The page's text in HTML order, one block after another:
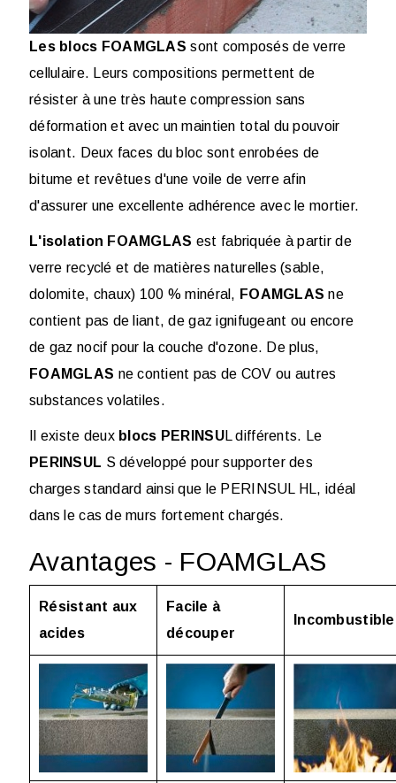
Les blocs FOAMGLAS sont composés de verre
cellulaire. Leurs compositions permettent de
résister à une très haute compression sans
déformation et avec un maintien total du pouvoir
isolant. Deux faces du bloc sont enrobées de
bitume et revêtues d'une voile de verre afin
d'assurer une excellente adhérence avec le mortier.
L'isolation FOAMGLAS est fabriquée à partir de
verre recyclé et de matières naturelles (sable,
dolomite, chaux) 100 % minéral, FOAMGLAS ne
contient pas de liant, de gaz ignifugeant ou encore
de gaz nocif pour la couche d'ozone. De plus,
FOAMGLAS ne contient pas de COV ou autres
substances volatiles.
Il existe deux blocs PERINSUL différents. Le
PERINSUL S développé pour supporter des
charges standard ainsi que le PERINSUL HL, idéal
dans le cas de murs fortement chargés.
Avantages - FOAMGLAS
Résistant aux
acides
Facile à
découper
Incombustible